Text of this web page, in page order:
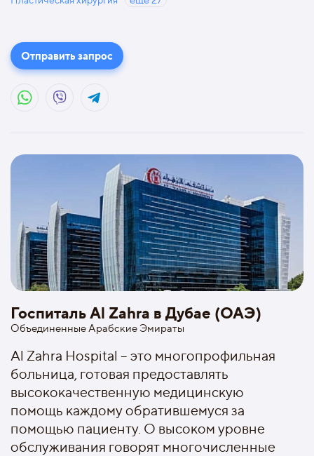
Отправить запрос
Госпиталь Al Zahra в Дубае (ОАЭ)
Объединенные Арабские Эмираты
Al Zahra Hospital – это многопрофильная
больница, готовая предоставлять
высококачественную медицинскую
помощь каждому обратившемуся за
помощью пациенту. О высоком уровне
обслуживания говорят многочисленные